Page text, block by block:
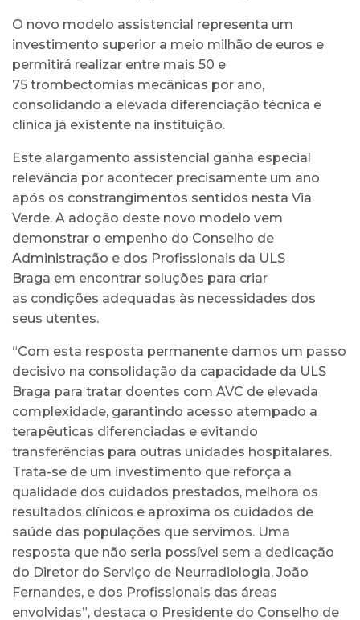
O novo modelo assistencial representa um
investimento superior a meio milhão de euros e
permitirá realizar entre mais 50 e
75 trombectomias mecânicas por ano,
consolidando a elevada diferenciação técnica e
clínica já existente na instituição.
Este alargamento assistencial ganha especial
relevância por acontecer precisamente um ano
após os constrangimentos sentidos nesta Via
Verde. A adoção deste novo modelo vem
demonstrar o empenho do Conselho de
Administração e dos Profissionais da ULS
Braga em encontrar soluções para criar
as condições adequadas às necessidades dos
seus utentes.
“Com esta resposta permanente damos um passo
decisivo na consolidação da capacidade da ULS
Braga para tratar doentes com AVC de elevada
complexidade, garantindo acesso atempado a
terapêuticas diferenciadas e evitando
transferências para outras unidades hospitalares.
Trata-se de um investimento que reforça a
qualidade dos cuidados prestados, melhora os
resultados clínicos e aproxima os cuidados de
saúde das populações que servimos. Uma
resposta que não seria possível sem a dedicação
do Diretor do Serviço de Neurradiologia, João
Fernandes, e dos Profissionais das áreas
envolvidas”, destaca o Presidente do Conselho de